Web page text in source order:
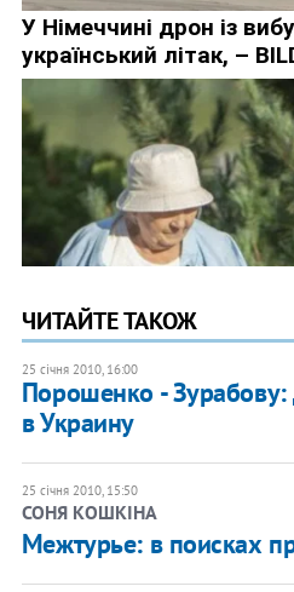
ЧИТАЙТЕ ТАКОЖ
25 січня 2010, 16:00
Порошенко -
в Украину
25 січня 2010, 15:50
СОНЯ КОШКІНА
Межтурье: в поисках